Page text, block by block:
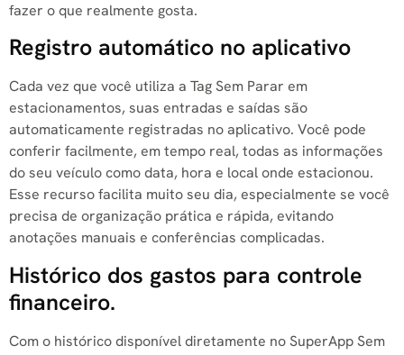
fazer o que realmente gosta.
Registro automático no aplicativo
Cada vez que você utiliza a Tag Sem Parar em
estacionamentos, suas entradas e saídas são
automaticamente registradas no aplicativo. Você pode
conferir facilmente, em tempo real, todas as informações
do seu veículo como data, hora e local onde estacionou.
Esse recurso facilita muito seu dia, especialmente se você
precisa de organização prática e rápida, evitando
anotações manuais e conferências complicadas.
Histórico dos gastos para controle
financeiro.
Com o histórico disponível diretamente no SuperApp Sem